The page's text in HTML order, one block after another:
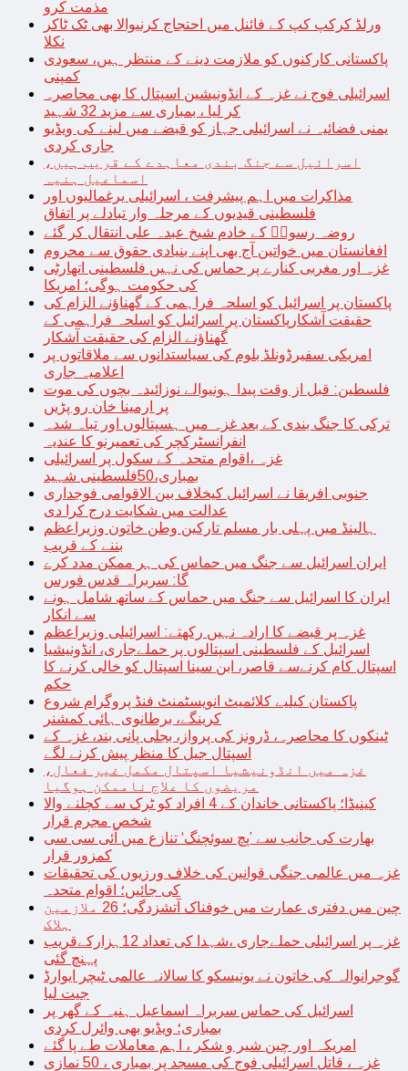
مذمت کرو
ورلڈ کرکپ کپ کے فائنل میں احتجاج کرنیوالا بھی ٹک ٹاکر
نکلا
پاکستانی کارکنوں کو ملازمت دینے کے منتظر ہیں، سعودی
کمپنی
اسرائیلی فوج نے غزہ کے انڈونیشین اسپتال کا بھی محاصرہ
کر لیا ، بمباری سے مزید 32 شہید
یمنی فضائیہ نے اسرائیلی جہاز کو قبضے میں لینے کی ویڈیو
جاری کردی
اسرائیل سے جنگ بندی معاہدے کے قریب ہیں،
اسماعیل ہنیہ
مذاکرات میں اہم پیشرفت ، اسرائیلی یرغمالیوں اور
فلسطینی قیدیوں کے مرحلہ وار تبادلے پر اتفاق
روضہ رسولؐ کے خادم شیخ عبدہ علی انتقال کر گئے
افغانستان میں خواتین آج بھی اپنے بنیادی حقوق سے محروم
غزہ اور مغربی کنارے پر حماس کی نہیں فلسطینی اتھارٹی
کی حکومت ہوگی؛ امریکا
پاکستان پر اسرائیل کو اسلحہ فراہمی کے گھناؤنے الزام کی
حقیقت آشکارپاکستان پر اسرائیل کو اسلحہ فراہمی کے
گھناؤنے الزام کی حقیقت آشکار
امریکی سفیرڈونلڈ بلوم کی سیاستدانوں سے ملاقاتوں پر
اعلامیہ جاری
فلسطین: قبل از وقت پیدا ہونیوالے نوزائیدہ بچوں کی موت
پر ارمینا خان رو پڑیں
ترکی کا جنگ بندی کے بعد غزہ میں ہسپتالوں اور تباہ شدہ
انفرانسٹرکچر کی تعمیرنو کا عندیہ
غزہ ،اقوام متحدہ کے سکول پر اسرائیلی
بمباری،50فلسطینی شہید
جنوبی افریقا نے اسرائیل کیخلاف بین الاقوامی فوجداری
عدالت میں شکایت درج کرا دی
ہالینڈ میں پہلی بار مسلم تارکین وطن خاتون وزیراعظم
بننے کے قریب
ایران اسرائیل سے جنگ میں حماس کی ہر ممکن مدد کرے
گا: سربراہ قدس فورس
ایران کا اسرائیل سے جنگ میں حماس کے ساتھ شامل ہونے
سے انکار
غزہ پر قبضے کا ارادہ نہیں رکھتے: اسرائیلی وزیراعظم
اسرائیل کے فلسطینی اسپتالوں پر حملےجاری، انڈونیشیا
اسپتال کام کرنےسے قاصر، ابن سینا اسپتال کو خالی کرنے کا
حکم
پاکستان کیلیے کلائمیٹ انویسٹمنٹ فنڈ پروگرام شروع
کرینگے، برطانوی ہائی کمشنر
ٹینکوں کا محاصرہ، ڈرونز کی پرواز، بجلی پانی بند، غزہ کے
اسپتال جیل کا منظر پیش کرنے لگے
غزہ میں انڈونیشیا اسپتال مکمل غیر فعال،
مریضوں کا علاج ناممکن ہوگیا
کینیڈا؛ پاکستانی خاندان کے 4 افراد کو ٹرک سے کچلنے والا
شخص مجرم قرار
بھارت کی جانب سے ’پچ سوئچنگ‘ تنازع میں آئی سی سی
کمزور قرار
غزہ میں عالمی جنگی قوانین کی خلاف ورزیوں کی تحقیقات
کی جائیں؛ اقوام متحدہ
چین میں دفتری عمارت میں خوفناک آتشزدگی؛ 26 ملازمین
ہلاک
غزہ پر اسرائیلی حملےجاری ،شہدا کی تعداد 12ہزارکےقریب
پہنچ گئی
گوجرانوالہ کی خاتون نے یونیسکو کا سالانہ عالمی ٹیچر ایوارڈ
جیت لیا
اسرائیل کی حماس سربراہ اسماعیل ہنیہ کے گھر پر
بمباری؛ ویڈیو بھی وائرل کردی
امریکہ اور چین شیر و شکر ، اہم معاملات طے پا گئے
غزہ ، قاتل اسرائیلی فوج کی مسجد پر بمباری ، 50 نمازی